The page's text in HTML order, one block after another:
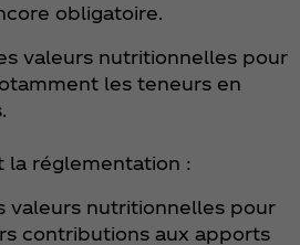
obligatoire.
valeurs nutritionnelles pour
les teneurs en
la réglementation :
valeurs nutritionnelles pour
contributions aux apports